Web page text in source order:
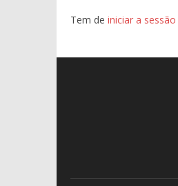
Tem de iniciar a sessão